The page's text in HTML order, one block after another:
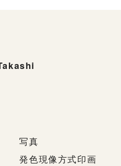
写真
発色現像方式印画